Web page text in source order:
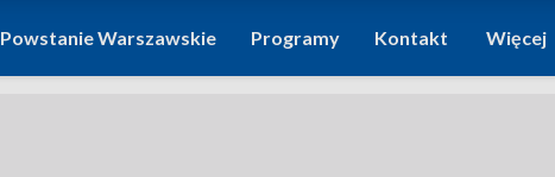
Powstanie Warszawskie Programy Kontakt Więcej